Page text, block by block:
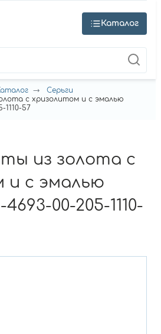
Каталог
Серьги
с хризолитом и с эмалью
1110-57
из золота с
и с эмалью
00-205-1110-